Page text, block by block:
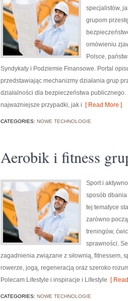
specjalistów,
grupom
omówieniu
Polsce,
Syndykaty i Podziemie Finansowe. Portal
przedstawiając mechanizmy działania grup
działalności dla bezpieczeństwa
najważniejsze przypadki, jak i [ Read More ]
CATEGORIES: NOWE TECHNOLOGIE
Aerobik i fitness
Sport i
sposób
tej tematyce
zarówno
treningów,
sprawności.
zagadnienia związane z siłownią, fitnessem,
rowerze, jogą, regeneracją oraz szeroko
Polecam Lifestyle i inspiracje i Lifestyle [
CATEGORIES: NOWE TECHNOLOGIE